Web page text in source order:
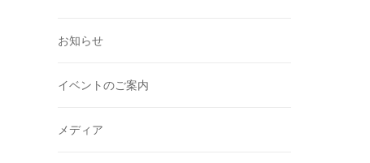
お知らせ
イベントのご案内
メディア